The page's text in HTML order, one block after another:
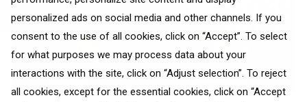
personalized ads on social media and other channels. If you
consent to the use of all cookies, click on “Accept”. To select
for what purposes we may process data about your
interactions with the site, click on “Adjust selection”. To reject
all cookies, except for the essential cookies, click on “Accept